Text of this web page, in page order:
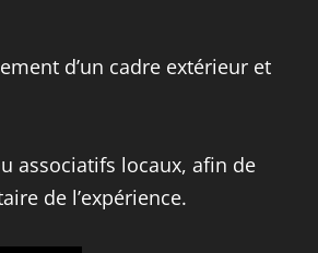
d’un cadre extérieur et
associatifs locaux, afin de
de l’expérience.